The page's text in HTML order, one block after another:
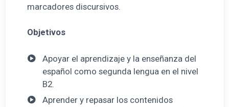
marcadores discursivos.
Objetivos
Apoyar el aprendizaje y la enseñanza del
español como segunda lengua en el nivel
B2.
Aprender y repasar los contenidos